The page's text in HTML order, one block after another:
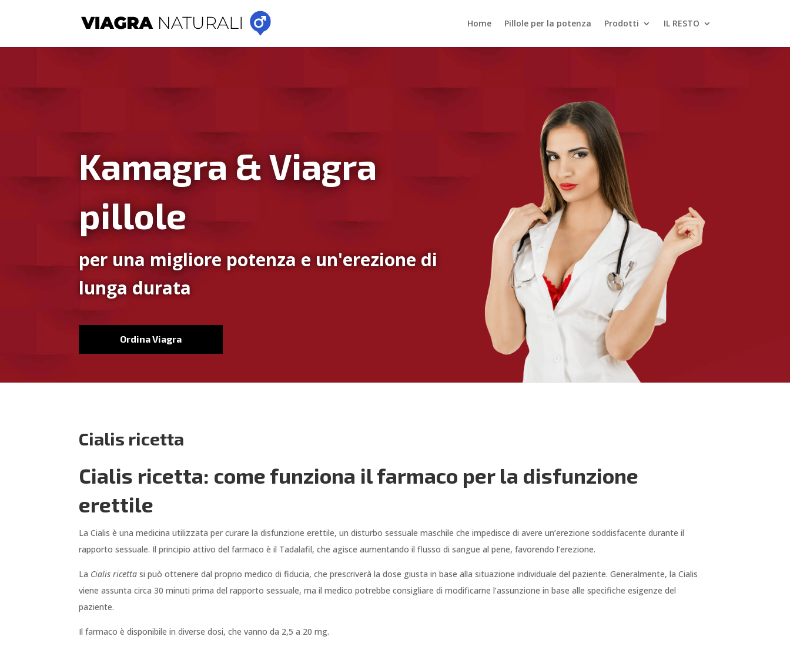
Home Pillole per la potenza Prodotti IL RESTO
Kamagra & Viagra
pillole
per una migliore potenza e un'erezione di
lunga durata
Ordina Viagra
Cialis ricetta
Cialis ricetta: come funziona il farmaco per la disfunzione
erettile
La Cialis è una medicina utilizzata per curare la disfunzione erettile, un disturbo sessuale maschile che impedisce di avere un’erezione soddisfacente durante il
rapporto sessuale. Il principio attivo del farmaco è il Tadalafil, che agisce aumentando il flusso di sangue al pene, favorendo l’erezione.
La Cialis ricetta si può ottenere dal proprio medico di fiducia, che prescriverà la dose giusta in base alla situazione individuale del paziente. Generalmente, la Cialis
viene assunta circa 30 minuti prima del rapporto sessuale, ma il medico potrebbe consigliare di modificarne l’assunzione in base alle specifiche esigenze del
paziente.
Il farmaco è disponibile in diverse dosi, che vanno da 2,5 a 20 mg.